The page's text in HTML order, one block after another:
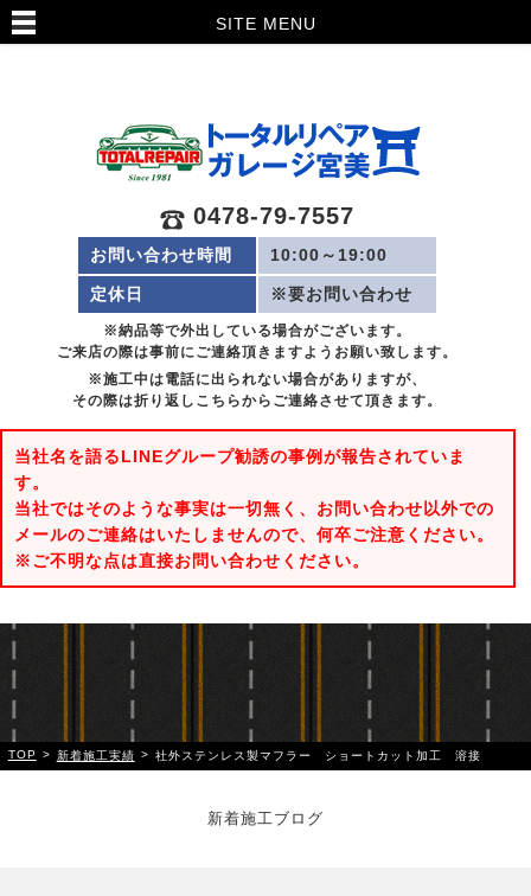
0478-79-7557
お問い合わせ時間 10:00～19:00
定休日 ※要お問い合わせ
※納品等で外出している場合がございます。
ご来店の際は事前にご連絡頂きますようお願い致します。
※施工中は電話に出られない場合がありますが、
その際は折り返しこちらからご連絡させて頂きます。
当社名を語るLINEグループ勧誘の事例が報告されていま
す。
当社ではそのような事実は一切無く、お問い合わせ以外での
メールのご連絡はいたしませんので、何卒ご注意ください。
※ご不明な点は直接お問い合わせください。
SITE MENU
TOP > 新着施工実績 > 社外ステンレス製マフラー ショートカット加工 溶接
新着施工ブログ